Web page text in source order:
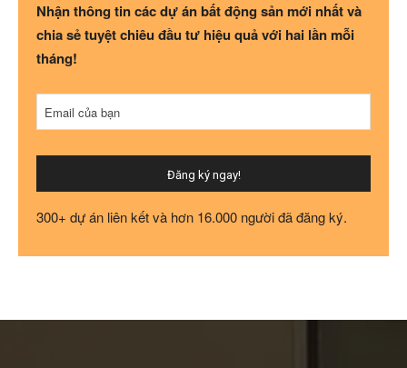
Nhận thông tin các dự án bất động sản mới nhất và
chia sẻ tuyệt chiêu đầu tư hiệu quả với hai lần mỗi
tháng!
Number
Email của bạn
Đăng ký ngay!
300+ dự án liên kết và hơn 16.000 người đã đăng ký.